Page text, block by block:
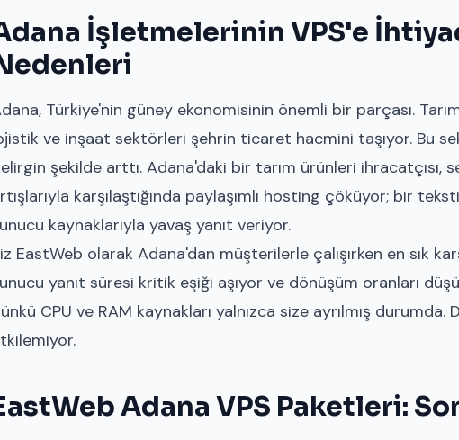
İşletmelerinin VPS'e
Türkiye'nin güney ekonomisinin önemli bir parçası.
ve inşaat sektörleri şehrin ticaret hacmini taşıyor. Bu
şekilde arttı. Adana'daki bir tarım ürünleri
karşılaştığında paylaşımlı hosting çöküyor; bir
kaynaklarıyla yavaş yanıt veriyor.
EastWeb olarak Adana'dan müşterilerle çalışırken en sık
yanıt süresi kritik eşiği aşıyor ve dönüşüm oranları
CPU ve RAM kaynakları yalnızca size ayrılmış durumda.
Adana VPS Paketleri: